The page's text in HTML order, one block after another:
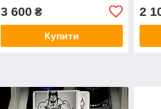
3 600₴
Купити
2